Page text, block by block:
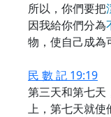
所以，你們要把
因我給你們分為
物，使自己成為
民 數 記 19:19
第三天和第七天
上，第七天就使